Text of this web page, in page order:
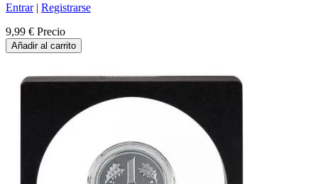
Entrar| Registrarse
9,99 € Precio
Añadir al carrito